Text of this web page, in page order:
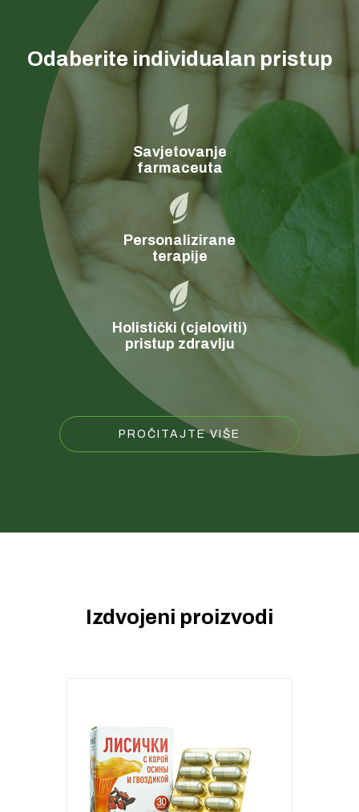
Odaberite individualan pristup
Savjetovanje
farmaceuta
Personalizirane
terapije
Holistički (cjeloviti)
pristup zdravlju
PROČITAJTE VIŠE
Izdvojeni proizvodi